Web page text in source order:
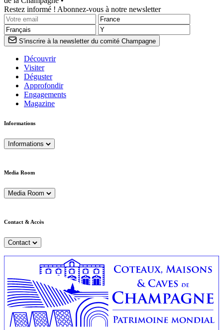
Restez informé ! Abonnez-vous à notre newsletter
S'inscrire à la newsletter du comité Champagne
Découvrir
Visiter
Déguster
Approfondir
Engagements
Magazine
Informations
Informations
Media Room
Media Room
Contact & Accès
Contact